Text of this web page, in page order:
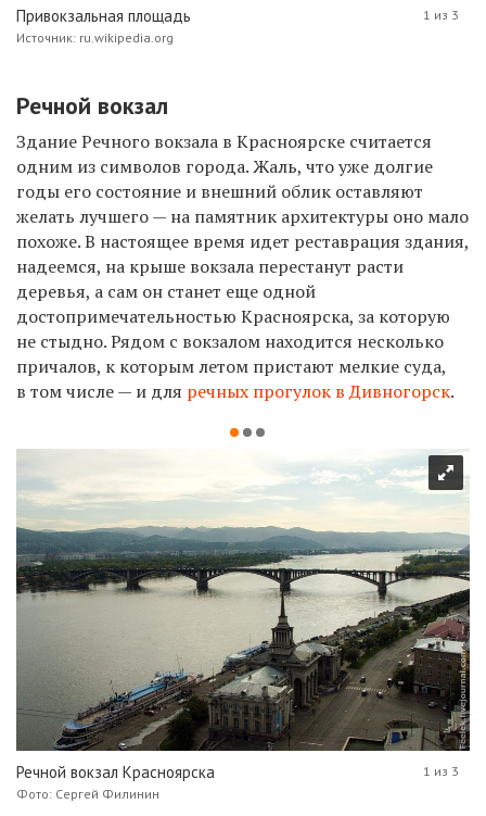
Привокзальная площадь
Источник: ru.wikipedia.org
1 из 3
Речной вокзал
Здание Речного вокзала в Красноярске считается
одним из символов города. Жаль, что уже долгие
годы его состояние и внешний облик оставляют
желать лучшего — на памятник архитектуры оно мало
похоже. В настоящее время идет реставрация здания,
надеемся, на крыше вокзала перестанут расти
деревья, а сам он станет еще одной
достопримечательностью Красноярска, за которую
не стыдно. Рядом с вокзалом находится несколько
причалов, к которым летом пристают мелкие суда,
в том числе — и для речных прогулок в Дивногорск.
Речной вокзал Красноярска
Фото: Сергей Филинин
1 из 3